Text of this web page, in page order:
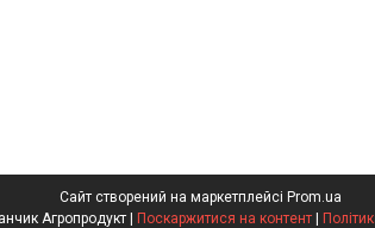
Сайт створений на маркетплейсі Prom.ua
Поскаржитися на контент